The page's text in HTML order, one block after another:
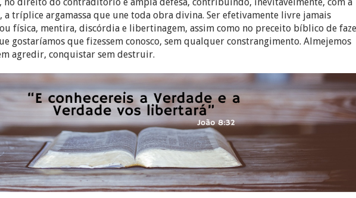
a tríplice argamassa que une toda obra divina. Ser efetivamente livre jamais
física, mentira, discórdia e libertinagem, assim como no preceito bíblico de fazer
gostaríamos que fizessem conosco, sem qualquer constrangimento. Almejemos
agredir, conquistar sem destruir.